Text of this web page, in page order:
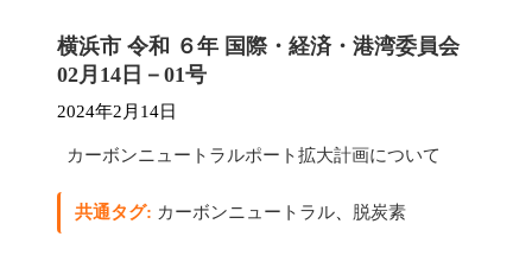
横浜市 令和 ６年 国際・経済・港湾委員会
02月14日－01号
2024年2月14日
カーボンニュートラルポート拡大計画について
共通タグ: カーボンニュートラル、 脱炭素